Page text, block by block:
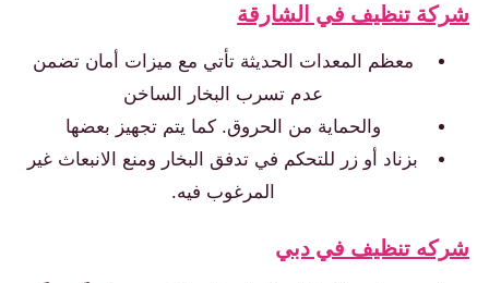
شركة تنظيف في الشارقة
معظم المعدات الحديثة تأتي مع ميزات أمان تضمن
عدم تسرب البخار الساخن
والحماية من الحروق. كما يتم تجهيز بعضها
بزناد أو زر للتحكم في تدفق البخار ومنع الانبعاث غير
المرغوب فيه.
شركه تنظيف في دبي